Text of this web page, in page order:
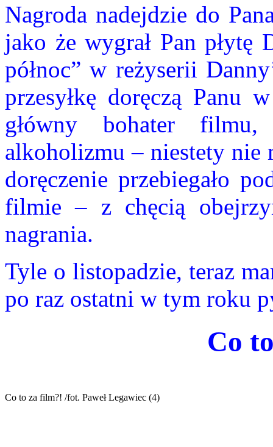
Nagroda nadejdzie do
jako że wygrał Pan płytę
północ” w reżyserii
przesyłkę doręczą Panu
główny bohater
alkoholizmu – niestety nie
doręczenie przebiegało
filmie – z chęcią
nagrania.
Tyle o listopadzie, teraz
po raz ostatni w tym roku
Co
Co to za film?! /fot. Paweł Legawiec (4)